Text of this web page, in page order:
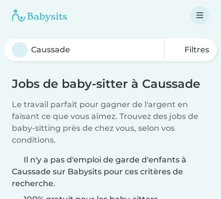
Filtres
Jobs de baby-sitter à Caussade
Le travail parfait pour gagner de l'argent en
faisant ce que vous aimez. Trouvez des jobs de
baby-sitting près de chez vous, selon vos
conditions.
Il n'y a pas d'emploi de garde d'enfants à
Caussade sur Babysits pour ces critères de
recherche.